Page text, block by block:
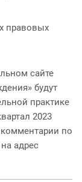
правовых
сайте
будут
практике
2023
по
адрес